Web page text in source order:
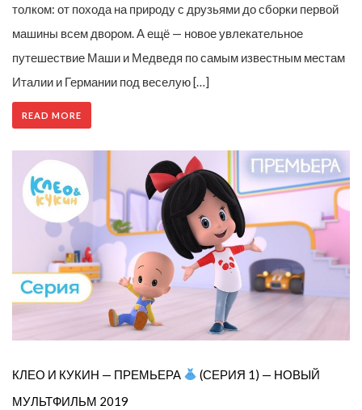
толком: от похода на природу с друзьями до сборки первой
машины всем двором. А ещё — новое увлекательное
путешествие Маши и Медведя по самым известным местам
Италии и Германии под веселую […]
READ MORE
КЛЕО И КУКИН — ПРЕМЬЕРА
(СЕРИЯ 1) — НОВЫЙ
МУЛЬТФИЛЬМ 2019